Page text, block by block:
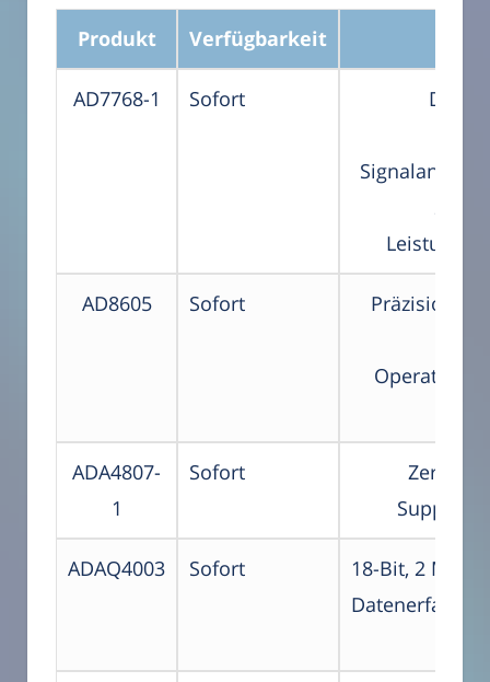
Produkt Verfügbarkeit
AD7768-1 Sofort
DC
24-
AD8605 Sofort
Präzision,
ADA4807-
1
Sofort
Zero-
Supply,
ADAQ4003 Sofort
18-Bit, 2